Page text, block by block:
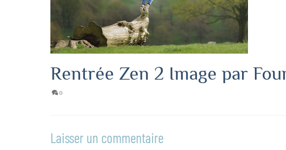
Rentrée Zen 2 Image par
0
Laisser un commentaire